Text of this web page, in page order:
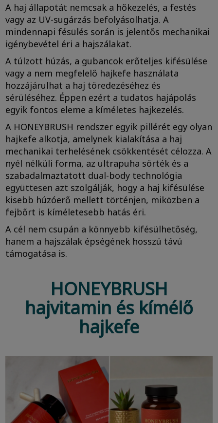
A haj állapotát nemcsak a hőkezelés, a festés
vagy az UV-sugárzás befolyásolhatja. A
mindennapi fésülés során is jelentős mechanikai
igénybevétel éri a hajszálakat.
A túlzott húzás, a gubancok erőteljes kifésülése
vagy a nem megfelelő hajkefe használata
hozzájárulhat a haj töredezéséhez és
sérüléséhez. Éppen ezért a tudatos hajápolás
egyik fontos eleme a kíméletes hajkezelés.
A HONEYBRUSH rendszer egyik pillérét egy olyan
hajkefe alkotja, amelynek kialakítása a haj
mechanikai terhelésének csökkentését célozza. A
nyél nélküli forma, az ultrapuha sörték és a
szabadalmaztatott dual-body technológia
együttesen azt szolgálják, hogy a haj kifésülése
kisebb húzóerő mellett történjen, miközben a
fejbőrt is kíméletesebb hatás éri.
A cél nem csupán a könnyebb kifésülhetőség,
hanem a hajszálak épségének hosszú távú
támogatása is.
HONEYBRUSH
hajvitamin és kímélő
hajkefe